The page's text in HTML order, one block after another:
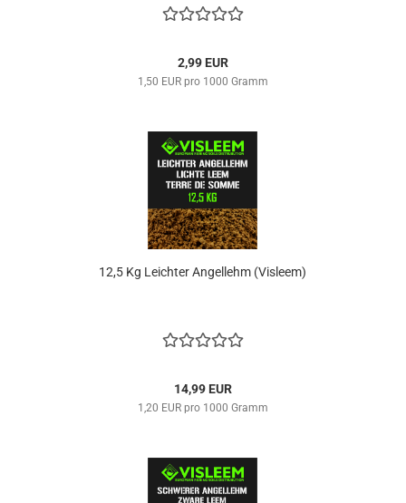
2,99 EUR
1,50 EUR pro 1000 Gramm
12,5 Kg ​Leichter Angellehm (Visleem)
14,99 EUR
1,20 EUR pro 1000 Gramm